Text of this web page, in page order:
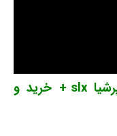
✅ کمک فنر روغنی عقب 405 پرشیا slx + خرید و